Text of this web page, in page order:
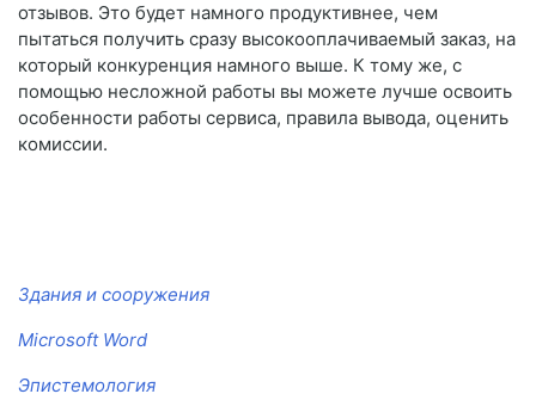
отзывов. Это будет намного продуктивнее, чем
пытаться получить сразу высокооплачиваемый заказ, на
который конкуренция намного выше. К тому же, с
помощью несложной работы вы можете лучше освоить
особенности работы сервиса, правила вывода, оценить
комиссии.
Здания и сооружения
Microsoft Word
Эпистемология